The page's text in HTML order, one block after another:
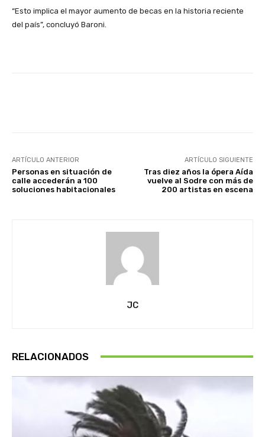
“Esto implica el mayor aumento de becas en la historia reciente
del país”, concluyó Baroni.
ARTÍCULO ANTERIOR
Personas en situación de
calle accederán a 100
soluciones habitacionales
ARTÍCULO SIGUIENTE
Tras diez años la ópera Aída
vuelve al Sodre con más de
200 artistas en escena
JC
RELACIONADOS